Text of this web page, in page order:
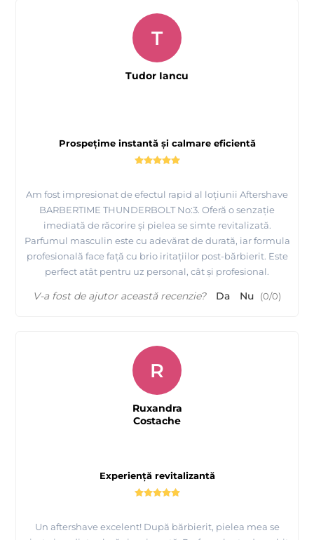
Prospețime instantă și calmare eficientă
Am fost impresionat de efectul rapid al loțiunii Aftershave
BARBERTIME THUNDERBOLT No:3. Oferă o senzație
imediată de răcorire și pielea se simte revitalizată.
Parfumul masculin este cu adevărat de durată, iar formula
profesională face față cu brio iritațiilor post-bărbierit. Este
perfect atât pentru uz personal, cât și profesional.
T
Tudor Iancu
V-a fost de ajutor această recenzie? Da Nu (0/0)
Experiență revitalizantă
Un aftershave excelent! După bărbierit, pielea mea se
R
Ruxandra
Costache